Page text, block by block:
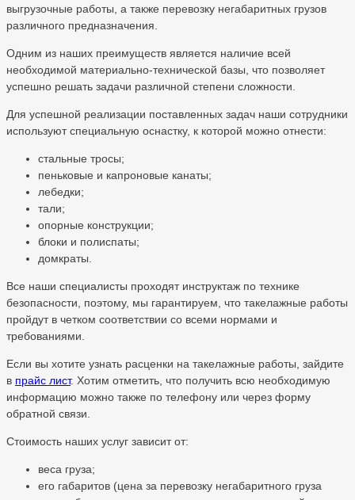
выгрузочные работы, а также перевозку негабаритных грузов
различного предназначения.
Одним из наших преимуществ является наличие всей
необходимой материально-технической базы, что позволяет
успешно решать задачи различной степени сложности.
Для успешной реализации поставленных задач наши сотрудники
используют специальную оснастку, к которой можно отнести:
стальные тросы;
пеньковые и капроновые канаты;
лебедки;
тали;
опорные конструкции;
блоки и полиспаты;
домкраты.
Все наши специалисты проходят инструктаж по технике
безопасности, поэтому, мы гарантируем, что такелажные работы
пройдут в четком соответствии со всеми нормами и
требованиями.
Если вы хотите узнать расценки на такелажные работы, зайдите
в прайс лист. Хотим отметить, что получить всю необходимую
информацию можно также по телефону или через форму
обратной связи.
Стоимость наших услуг зависит от:
веса груза;
его габаритов (цена за перевозку негабаритного груза